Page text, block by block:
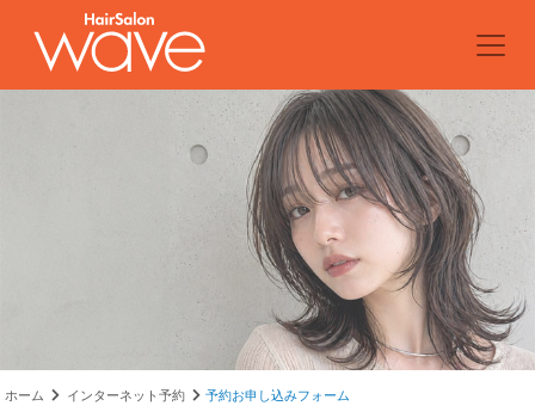
ホーム インターネット予約 予約お申し込みフォーム